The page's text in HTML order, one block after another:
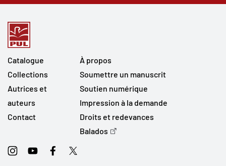
Catalogue
Collections
Autrices et
auteurs
Contact
À propos
Soumettre un manuscrit
Soutien numérique
Impression à la demande
Droits et redevances
Balados
InstagramYoutubeFacebookTwitter